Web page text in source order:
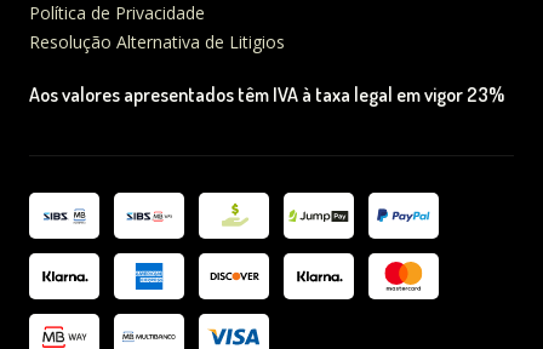
Política de Privacidade
Resolução Alternativa de Litigios
Aos valores apresentados têm IVA à taxa legal em vigor 23%